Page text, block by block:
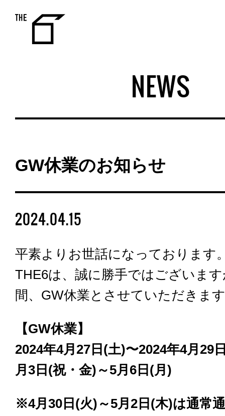
NEWS
GW休業のお知らせ
2024.04.15
平素よりお世話になっております
THE6は、誠に勝手ではございま
間、GW休業とさせていただきま
【GW休業】
2024年4月27日(土)〜2024年4月29
月3日(祝・金)～5月6日(月)
※4月30日(火)～5月2日(木)は通常